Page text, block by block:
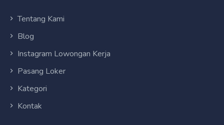
Tentang Kami
Blog
Instagram Lowongan Kerja
Pasang Loker
Kategori
Kontak